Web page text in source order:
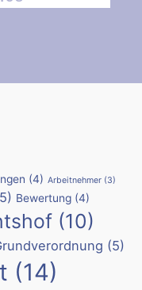
(4) Arbeitnehmer (3)
Bewertung (4)
(10)
(5)
(14)